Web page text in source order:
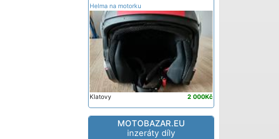
Helma na motorku
2 000Kč
Klatovy
MOTOBAZAR.EU
inzeráty díly